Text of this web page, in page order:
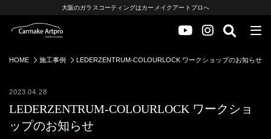
大阪のガラスコーティングはカーメイクアートプロへ
HOME 施工事例 LEDERZENTRUM-COLOURLOCK ワークショップのお知らせ
2023.04.28
LEDERZENTRUM-COLOURLOCK ワークショ
ップのお知らせ